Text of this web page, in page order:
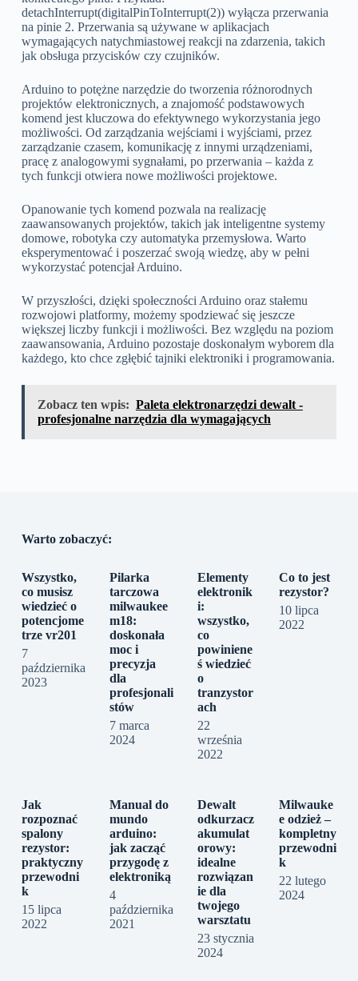
detachInterrupt(digitalPinToInterrupt(2)) wyłącza przerwania
na pinie 2. Przerwania są używane w aplikacjach
wymagających natychmiastowej reakcji na zdarzenia, takich
jak obsługa przycisków czy czujników.
Arduino to potężne narzędzie do tworzenia różnorodnych
projektów elektronicznych, a znajomość podstawowych
komend jest kluczowa do efektywnego wykorzystania jego
możliwości. Od zarządzania wejściami i wyjściami, przez
zarządzanie czasem, komunikację z innymi urządzeniami,
pracę z analogowymi sygnałami, po przerwania – każda z
tych funkcji otwiera nowe możliwości projektowe.
Opanowanie tych komend pozwala na realizację
zaawansowanych projektów, takich jak inteligentne systemy
domowe, robotyka czy automatyka przemysłowa. Warto
eksperymentować i poszerzać swoją wiedzę, aby w pełni
wykorzystać potencjał Arduino.
W przyszłości, dzięki społeczności Arduino oraz stałemu
rozwojowi platformy, możemy spodziewać się jeszcze
większej liczby funkcji i możliwości. Bez względu na poziom
zaawansowania, Arduino pozostaje doskonałym wyborem dla
każdego, kto chce zgłębić tajniki elektroniki i programowania.
Zobacz ten wpis: Paleta elektronarzędzi dewalt -
profesjonalne narzędzia dla wymagających
Warto zobaczyć:
Wszystko,
co musisz
wiedzieć o
potencjome
trze vr201
7
października
2023
Pilarka
tarczowa
milwaukee
m18:
doskonała
moc i
precyzja
dla
profesjonali
stów
7 marca
2024
Elementy
elektronik
i:
wszystko,
co
powiniene
ś wiedzieć
o
tranzystor
ach
22
września
2022
Co to jest
rezystor?
10 lipca
2022
Jak
rozpoznać
spalony
rezystor:
praktyczny
przewodni
k
15 lipca
2022
Manual do
mundo
arduino:
jak zacząć
przygodę z
elektroniką
4
października
2021
Dewalt
odkurzacz
akumulat
orowy:
idealne
rozwiązan
ie dla
twojego
warsztatu
23 stycznia
2024
Milwauke
e odzież –
kompletny
przewodni
k
22 lutego
2024